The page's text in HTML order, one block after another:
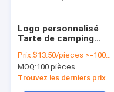
Logo personnalisé
Tarte de camping
imperméable à l'eau
pour la protection
contre la pluie et le
Prix:$13.50/pieces >=100 pieces
MOQ:100 pièces
Trouvez les derniers prix